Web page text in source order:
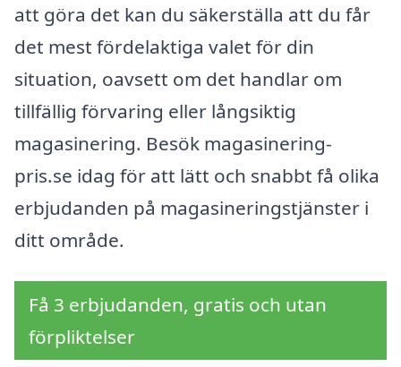
att göra det kan du säkerställa att du får
det mest fördelaktiga valet för din
situation, oavsett om det handlar om
tillfällig förvaring eller långsiktig
magasinering. Besök magasinering-
pris.se idag för att lätt och snabbt få olika
erbjudanden på magasineringstjänster i
ditt område.
Få 3 erbjudanden, gratis och utan
förpliktelser